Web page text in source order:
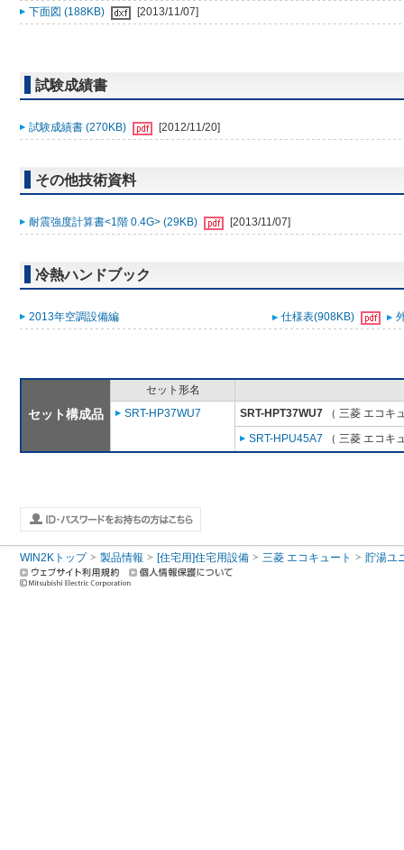
下面図 (188KB)
[2013/11/07]
試験成績書
試験成績書 (270KB) [2012/11/20]
その他技術資料
耐震強度計算書<1階 0.4G> (29KB) [2013/11/07]
冷熱ハンドブック
2013年空調設備編 仕様表(908KB)
セット構成品
セット形名
SRT-HP37WU7
SRT-HPT37WU7 （ 三菱 エコキ
SRT-HPU45A7 （ 三菱 エコキ
WIN2Kトップ 製品情報 [住宅用]住宅用設備 三菱 エコキュート 貯湯ユ